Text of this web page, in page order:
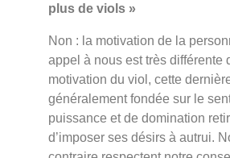
plus de viols »
Non : la motivation de la
appel à nous est très différente
motivation du viol, cette
généralement fondée sur le
puissance et de domination
d’imposer ses désirs à autrui.